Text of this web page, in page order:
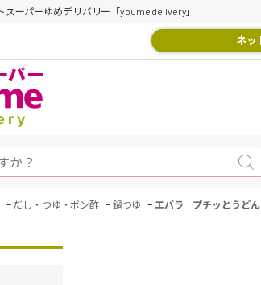
スーパーゆめデリバリー「youme delivery」
ネッ
- だし・つゆ・ポン酢 - 鍋つゆ - エバラ プチッとうど